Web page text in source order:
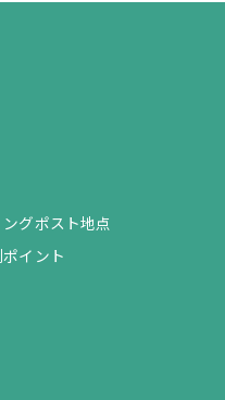
グポスト地点
イント